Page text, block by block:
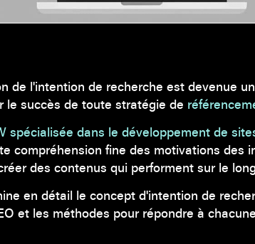
de l'intention de recherche est devenue
le succès de toute stratégie de
spécialisée dans le développement de
compréhension fine des motivations des
des contenus qui performent sur le
en détail le concept d'intention de
et les méthodes pour répondre à